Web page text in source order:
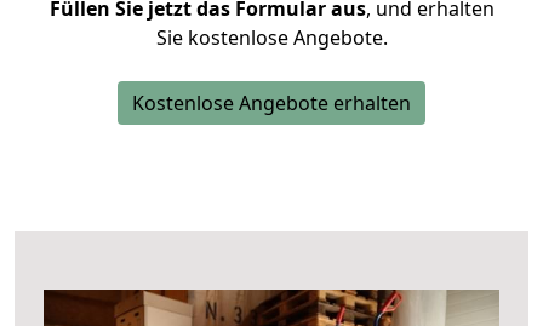
Füllen Sie jetzt das Formular aus, und erhalten
Sie kostenlose Angebote.
Kostenlose Angebote erhalten